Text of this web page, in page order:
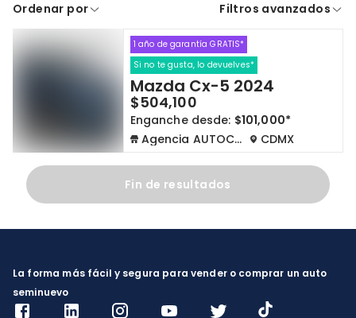
A crédito De contado
Cdmx y Edo Mex Querétaro
Borrar todo
Ordenar por Filtros avanzados
1 año de garantía GRATIS*
Si no te gusta, lo devuelves*
Mazda Cx-5 2024
$504,100
Enganche desde: $101,000*
Agencia AUTOCOM
CDMX
Fin de resultados
La forma más fácil y segura para vender o comprar un auto
seminuevo